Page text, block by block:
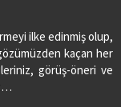
ilke edinmiş olup,
kaçan her
görüş-öneri ve